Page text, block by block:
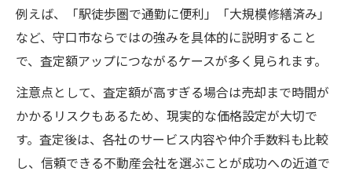
例えば、「駅徒歩圏で通勤に便利」「大規模修繕済み」
など、守口市ならではの強みを具体的に説明すること
で、査定額アップにつながるケースが多く見られます。
注意点として、査定額が高すぎる場合は売却まで時間が
かかるリスクもあるため、現実的な価格設定が大切で
す。査定後は、各社のサービス内容や仲介手数料も比較
し、信頼できる不動産会社を選ぶことが成功への近道で